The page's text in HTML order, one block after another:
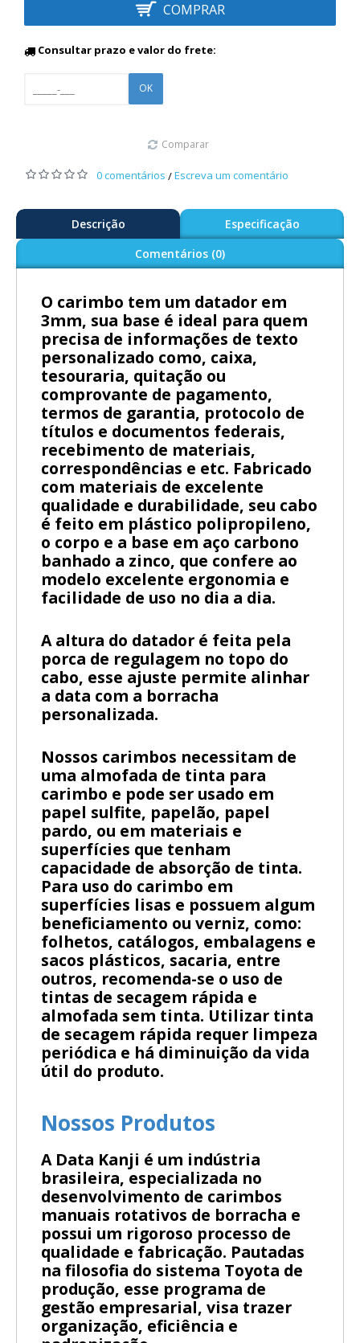
COMPRAR
Consultar prazo e valor do frete:
OK
Comparar
0 comentários /Escreva um comentário
Descrição
Especificação
Comentários (0)
O carimbo tem um datador em
3mm, sua base é ideal para quem
precisa de informações de texto
personalizado como, caixa,
tesouraria, quitação ou
comprovante de pagamento,
termos de garantia, protocolo de
títulos e documentos federais,
recebimento de materiais,
correspondências e etc. Fabricado
com materiais de excelente
qualidade e durabilidade, seu cabo
é feito em plástico polipropileno,
o corpo e a base em aço carbono
banhado a zinco, que confere ao
modelo excelente ergonomia e
facilidade de uso no dia a dia.
A altura do datador é feita pela
porca de regulagem no topo do
cabo, esse ajuste permite alinhar
a data com a borracha
personalizada.
Nossos carimbos necessitam de
uma almofada de tinta para
carimbo e pode ser usado em
papel sulfite, papelão, papel
pardo, ou em materiais e
superfícies que tenham
capacidade de absorção de tinta.
Para uso do carimbo em
superfícies lisas e possuem algum
beneficiamento ou verniz, como:
folhetos, catálogos, embalagens e
sacos plásticos, sacaria, entre
outros, recomenda-se o uso de
tintas de secagem rápida e
almofada sem tinta. Utilizar tinta
de secagem rápida requer limpeza
periódica e há diminuição da vida
útil do produto.
Nossos Produtos
A Data Kanji é um indústria
brasileira, especializada no
desenvolvimento de carimbos
manuais rotativos de borracha e
possui um rigoroso processo de
qualidade e fabricação. Pautadas
na filosofia do sistema Toyota de
produção, esse programa de
gestão empresarial, visa trazer
organização, eficiência e